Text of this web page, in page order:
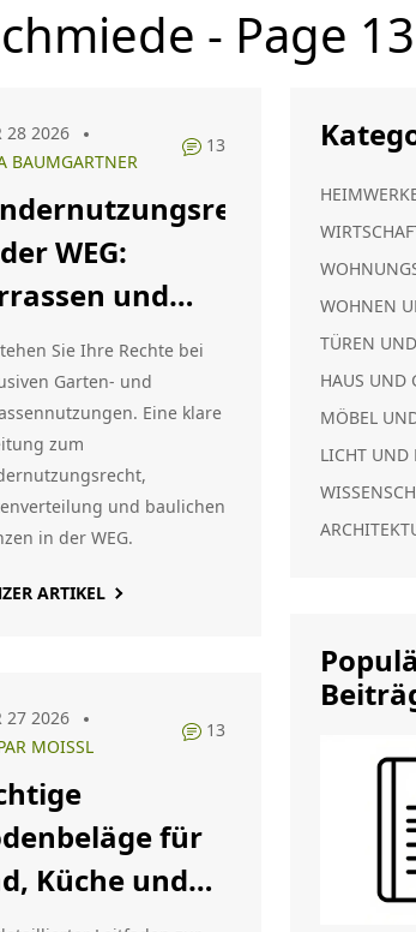
- Page 13
28 2026
BAUMGARTNER
13
WEG:
und
regeln
Sie Ihre Rechte bei
Garten- und
Eine klare
zum
und baulichen
in der WEG.
ARTIKEL
27 2026
MOISSL
13
für
Küche und
TÜREN
HAUS UND
MÖBEL
LICHT UND